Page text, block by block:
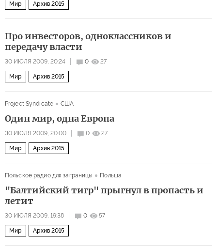
Мир Архив 2015
Про инвесторов, одноклассников и
передачу власти
30 ИЮЛЯ 2009, 20:24 0 27
Мир Архив 2015
Project Syndicate США
Один мир, одна Европа
30 ИЮЛЯ 2009, 20:00 0 27
Мир Архив 2015
Польское радио для заграницы Польша
"Балтийский тигр" прыгнул в пропасть и
летит
30 ИЮЛЯ 2009, 19:38 0 57
Мир Архив 2015